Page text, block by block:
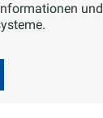
und